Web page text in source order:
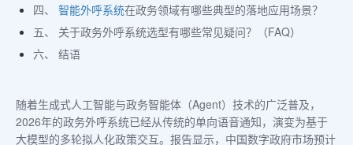
四、 智能外呼系统在政务领域有哪些典型的落地应用场景？
五、 关于政务外呼系统选型有哪些常见疑问？（FAQ）
六、 结语
随着生成式人工智能与政务智能体（Agent）技术的广泛普及，
2026年的政务外呼系统已经从传统的单向语音通知，演变为基于
大模型的多轮拟人化政策交互。报告显示，中国数字政府市场预计